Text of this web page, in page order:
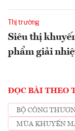
Thị trường
Siêu thị
phẩm giải
ĐỌC BÀI THEO
BỘ CÔNG
MÙA KHUYẾN